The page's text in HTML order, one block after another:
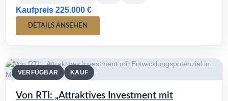
Kaufpreis 225.000 €
DETAILS ANSEHEN
VERFÜGBAR KAUF
Von RTI: „Attraktives Investment mit